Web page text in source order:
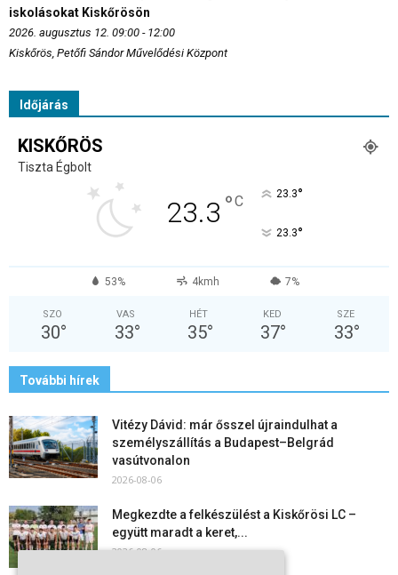
iskolásokat Kiskőrösön
2026. augusztus 12. 09:00 - 12:00
Kiskőrös, Petőfi Sándor Művelődési Központ
Időjárás
KISKŐRÖS
Tiszta Égbolt
23.3 °C 23.3°
23.3°
53% 4kmh 7%
SZO
30°
VAS
33°
HÉT
35°
KED
37°
SZE
33°
További hírek
Vitézy Dávid: már ősszel újraindulhat a
személyszállítás a Budapest–Belgrád
vasútvonalon
2026-08-06
Megkezdte a felkészülést a Kiskőrösi LC –
együtt maradt a keret,...
2026-08-06